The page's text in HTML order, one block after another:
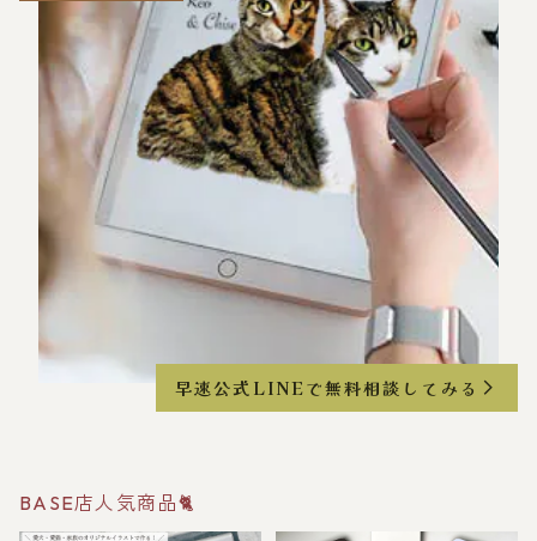
早速公式LINEで無料相談してみる
BASE店人気商品🐈